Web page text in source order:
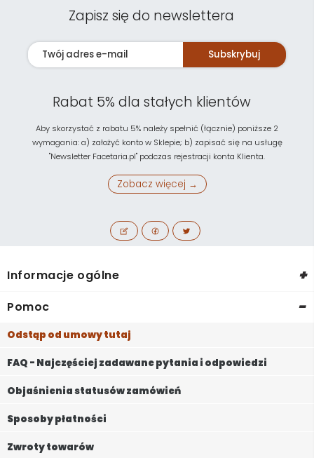
Zapisz się do newslettera
Subskrybuj
Rabat 5% dla stałych klientów
Aby skorzystać z rabatu 5% należy spełnić (łącznie) poniższe 2
wymagania: a) założyć konto w Sklepie; b) zapisać się na usługę
"Newsletter Facetaria.pl" podczas rejestracji konta Klienta.
Zobacz więcej →
Informacje ogólne +
Pomoc -
Odstąp od umowy tutaj
FAQ - Najczęściej zadawane pytania i odpowiedzi
Objaśnienia statusów zamówień
Sposoby płatności
Zwroty towarów